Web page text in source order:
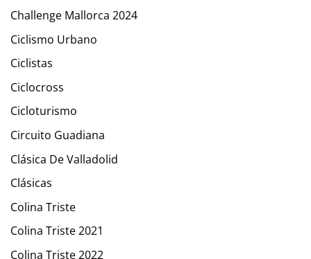
Challenge Mallorca 2024
Ciclismo Urbano
Ciclistas
Ciclocross
Cicloturismo
Circuito Guadiana
Clásica De Valladolid
Clásicas
Colina Triste
Colina Triste 2021
Colina Triste 2022